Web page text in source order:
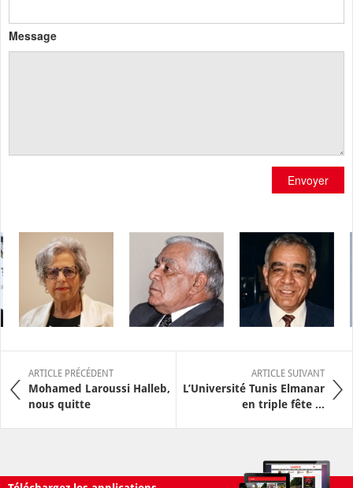
Message
Envoyer
ARTICLE PRÉCÉDENT
Mohamed Laroussi Halleb,
nous quitte
ARTICLE SUIVANT
L’Université Tunis Elmanar
en triple fête ...